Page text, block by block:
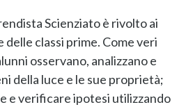
Scienziato è rivolto ai
delle classi prime. Come veri
‌‌osservano,‌ ‌analizzano‌ ‌e‌
‌della‌ ‌luce‌ ‌e‌ ‌le‌ ‌sue‌ ‌proprietà;‌
‌e‌ ‌verificare‌ ‌ipotesi‌ ‌utilizzando‌